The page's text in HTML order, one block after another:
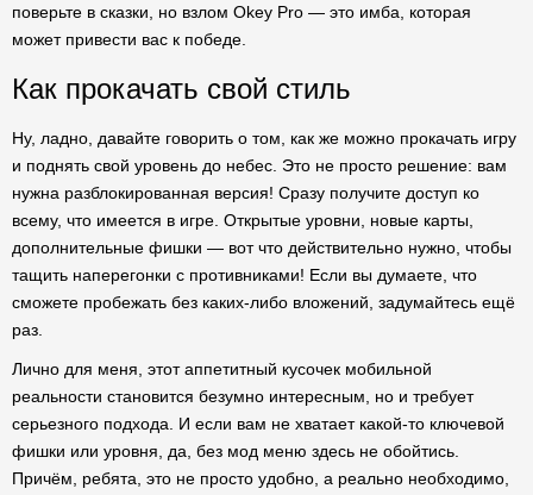
поверьте в сказки, но взлом Okey Pro — это имба, которая
может привести вас к победе.
Как прокачать свой стиль
Ну, ладно, давайте говорить о том, как же можно прокачать игру
и поднять свой уровень до небес. Это не просто решение: вам
нужна разблокированная версия! Сразу получите доступ ко
всему, что имеется в игре. Открытые уровни, новые карты,
дополнительные фишки — вот что действительно нужно, чтобы
тащить наперегонки с противниками! Если вы думаете, что
сможете пробежать без каких-либо вложений, задумайтесь ещё
раз.
Лично для меня, этот аппетитный кусочек мобильной
реальности становится безумно интересным, но и требует
серьезного подхода. И если вам не хватает какой-то ключевой
фишки или уровня, да, без мод меню здесь не обойтись.
Причём, ребята, это не просто удобно, а реально необходимо,